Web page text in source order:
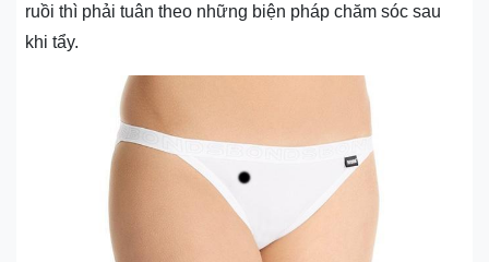
ruồi thì phải tuân theo những biện pháp chăm sóc sau
khi tẩy.